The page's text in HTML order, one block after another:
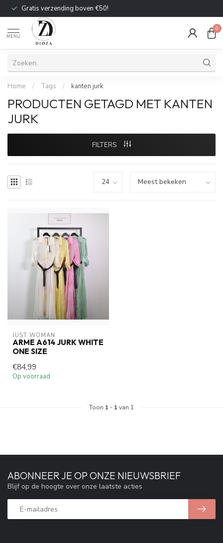
Gratis verzending boven €50!
MENU
0
Home / Tags / kanten jurk
PRODUCTEN GETAGD MET KANTEN
JURK
FILTERS
JUST WOMAN
ARME A614 JURK WHITE
ONE SIZE
€84,99
Op voorraad
Toon 1 - 1 van 1
ABONNEER JE OP ONZE NIEUWSBRIEF
Blijf op de hoogte over onze laatste acties